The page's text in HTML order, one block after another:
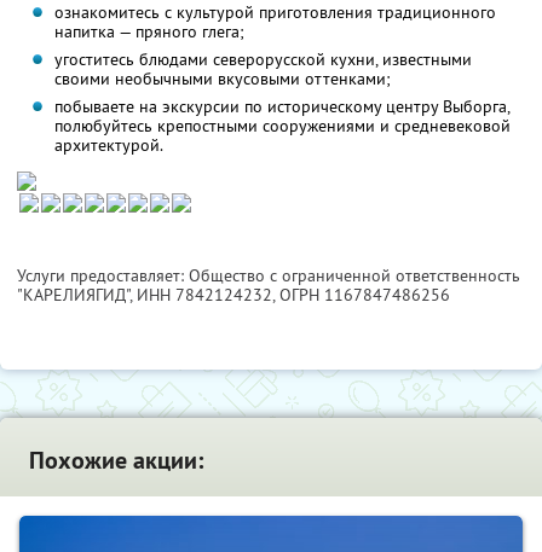
ознакомитесь с культурой приготовления традиционного
напитка — пряного глега;
угоститесь блюдами северорусской кухни, известными
своими необычными вкусовыми оттенками;
побываете на экскурсии по историческому центру Выборга,
полюбуйтесь крепостными сооружениями и средневековой
архитектурой.
Услуги предоставляет: Общество с ограниченной ответственность
"КАРЕЛИЯГИД", ИНН 7842124232, ОГРН 1167847486256
Похожие акции: